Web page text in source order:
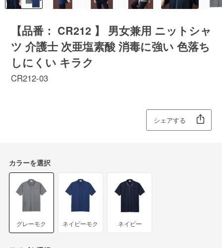
【品番： CR212 】 男女兼用 ニットシャ
ツ 介護士 次亜塩素酸 消毒に強い 色落ち
しにくい キラク
CR212-03
シェアする
カラーを選択
グレーモク ネイビーモク ネイビー